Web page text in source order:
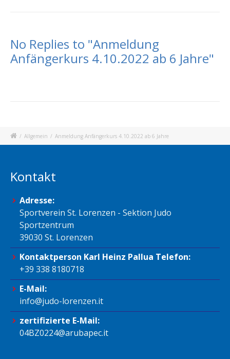
No Replies to "Anmeldung
Anfängerkurs 4.10.2022 ab 6 Jahre"
/ Allgemein / Anmeldung Anfängerkurs 4.10.2022 ab 6 Jahre
Kontakt
Adresse:
Sportverein St. Lorenzen - Sektion Judo
Sportzentrum
39030 St. Lorenzen
Kontaktperson Karl Heinz Pallua Telefon:
+39 338 8180718
E-Mail:
info@judo-lorenzen.it
zertifizierte E-Mail:
04BZ0224@arubapec.it